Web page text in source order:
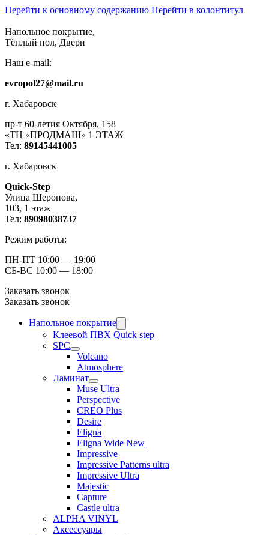
Перейти к основному содержанию Перейти в колонтитул
Напольное покрытие,
Тёплый пол, Двери
Наш e-mail:
evropol27@mail.ru
г. Хабаровск
пр-т 60-летия Октября, 158
«ТЦ «ПРОДМАШ» 1 ЭТАЖ
Тел: 89145441005
г. Хабаровск
Quick-Step
​Улица Шеронова,
103, ​1 этаж
Тел: 89098038737
Режим работы:
ПН-ПТ 10:00 — 19:00
СБ-ВС 10:00 — 18:00
Заказать звонок
Заказать звонок
Напольное покрытие
Клеевой ПВХ Quick step
SPC
Volcano
Atmosphere
Ламинат
Muse Ultra
Perspective
CREO Plus
Desire
Eligna
Eligna Wide New
Impressive
Impressive Patterns ultra
Impressive Ultra
Majestic
Capture
Castle ultra
ALPHA VINYL
Аксессуары